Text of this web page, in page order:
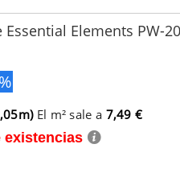
Elements PW-
El m² sale a 7,49 €
existencias